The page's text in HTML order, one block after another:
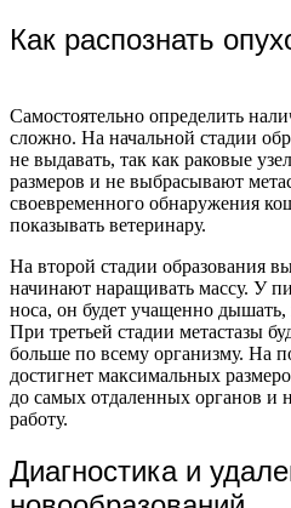
Как распознать
Самостоятельно определить
сложно. На начальной стадии
не выдавать, так как раковые
размеров и не выбрасывают
своевременного обнаружения
показывать ветеринару.
На второй стадии образования
начинают наращивать массу. У
носа, он будет учащенно дышать,
При третьей стадии метастазы
больше по всему организму. На
достигнет максимальных
до самых отдаленных органов и
работу.
Диагностика и